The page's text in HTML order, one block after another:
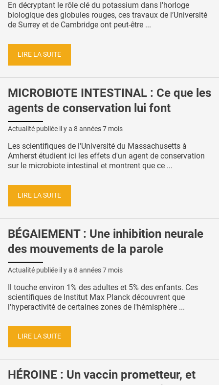
En décryptant le rôle clé du potassium dans l'horloge
biologique des globules rouges, ces travaux de l’Université
de Surrey et de Cambridge ont peut-être ...
LIRE LA SUITE
MICROBIOTE INTESTINAL : Ce que les
agents de conservation lui font
Actualité publiée il y a 8 années 7 mois
Les scientifiques de l'Université du Massachusetts à
Amherst étudient ici les effets d'un agent de conservation
sur le microbiote intestinal et montrent que ce ...
LIRE LA SUITE
BÉGAIEMENT : Une inhibition neurale
des mouvements de la parole
Actualité publiée il y a 8 années 7 mois
Il touche environ 1% des adultes et 5% des enfants. Ces
scientifiques de Institut Max Planck découvrent que
l'hyperactivité de certaines zones de l'hémisphère ...
LIRE LA SUITE
HÉROINE : Un vaccin prometteur, et